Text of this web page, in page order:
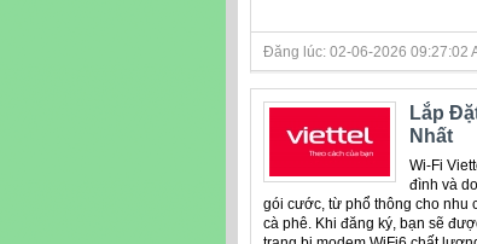
Đăng lúc: 02-06-2026 09:27:02
Lắp
Nhất
Wi-Fi
đình và
gói cước, từ phổ thông cho nhu
cà phê. Khi đăng ký, bạn sẽ